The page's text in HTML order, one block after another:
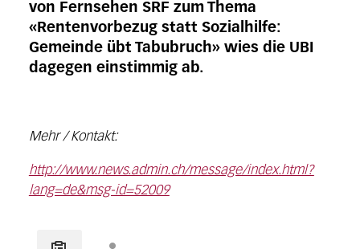
von Fernsehen SRF zum Thema
«Rentenvorbezug statt Sozialhilfe:
Gemeinde übt Tabubruch» wies die UBI
dagegen einstimmig ab.
Mehr / Kontakt:
http://www.news.admin.ch/message/index.html?
lang=de&msg-id=52009